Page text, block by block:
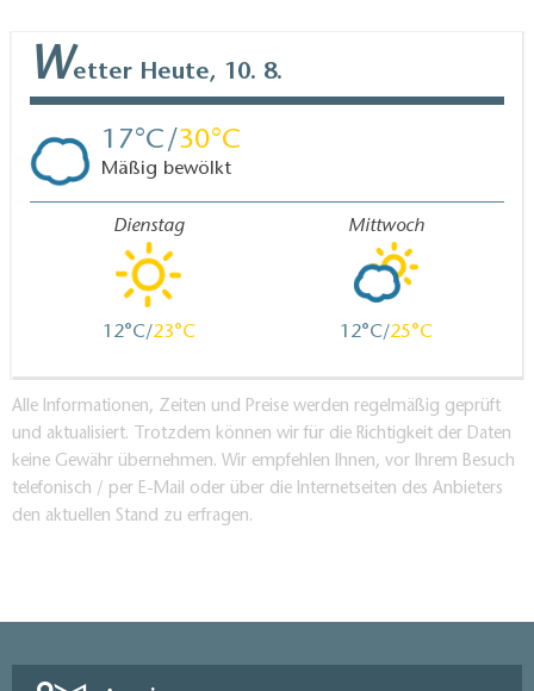
Wetter Heute, 10. 8.
17 30
Mäßig bewölkt
Dienstag
12 23
Mittwoch
12 25
Alle Informationen, Zeiten und Preise werden regelmäßig geprüft
und aktualisiert. Trotzdem können wir für die Richtigkeit der Daten
keine Gewähr übernehmen. Wir empfehlen Ihnen, vor Ihrem Besuch
telefonisch / per E-Mail oder über die Internetseiten des Anbieters
den aktuellen Stand zu erfragen.